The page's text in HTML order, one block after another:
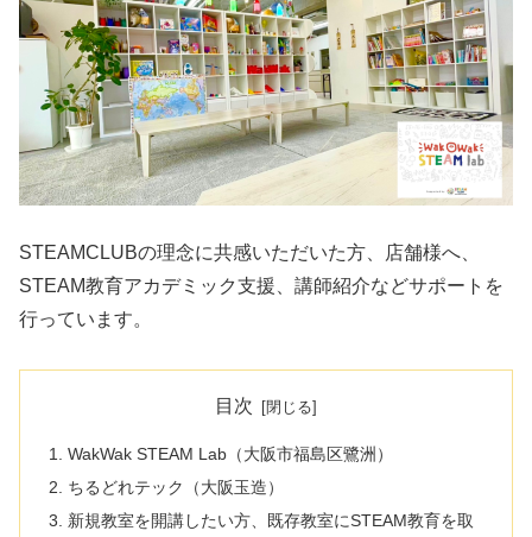
STEAMCLUBの理念に共感いただいた方、店舗様へ、
STEAM教育アカデミック支援、講師紹介などサポートを
行っています。
目次
WakWak STEAM Lab（大阪市福島区鷺洲）
ちるどれテック（大阪玉造）
新規教室を開講したい方、既存教室にSTEAM教育を取